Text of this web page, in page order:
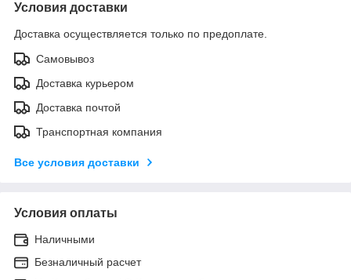
Условия доставки
Доставка осуществляется только по предоплате.
Самовывоз
Доставка курьером
Доставка почтой
Транспортная компания
Все условия доставки
Условия оплаты
Наличными
Безналичный расчет